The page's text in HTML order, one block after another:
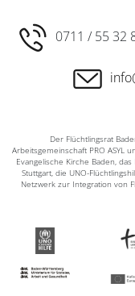
0711 / 55 32
Der Flüchtlingsrat
Arbeitsgemeinschaft PRO ASYL
Evangelische Kirche Baden,
Stuttgart, die UNO-
Netzwerk zur Integration von